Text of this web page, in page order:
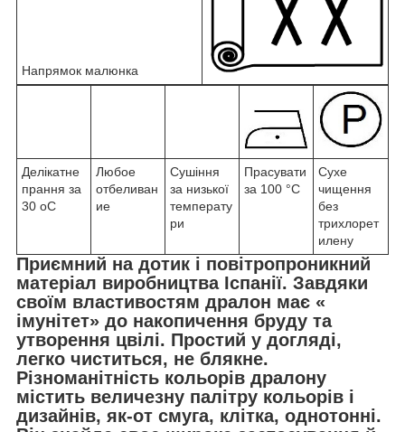
Напрямок малюнка
Делікатне
прання за
30 oС
Любое
отбеливан
ие
Сушіння
за низької
температу
ри
Прасувати
за 100 °C
Сухе
чищення
без
трихлорет
илену
Приємний на дотик і повітропроникний
матеріал виробництва Іспанії. Завдяки
своїм властивостям дралон має «
імунітет» до накопичення бруду та
утворення цвілі. Простий у догляді,
легко чиститься, не блякне.
Різноманітність кольорів дралону
містить величезну палітру кольорів і
дизайнів, як-от смуга, клітка, однотонні.